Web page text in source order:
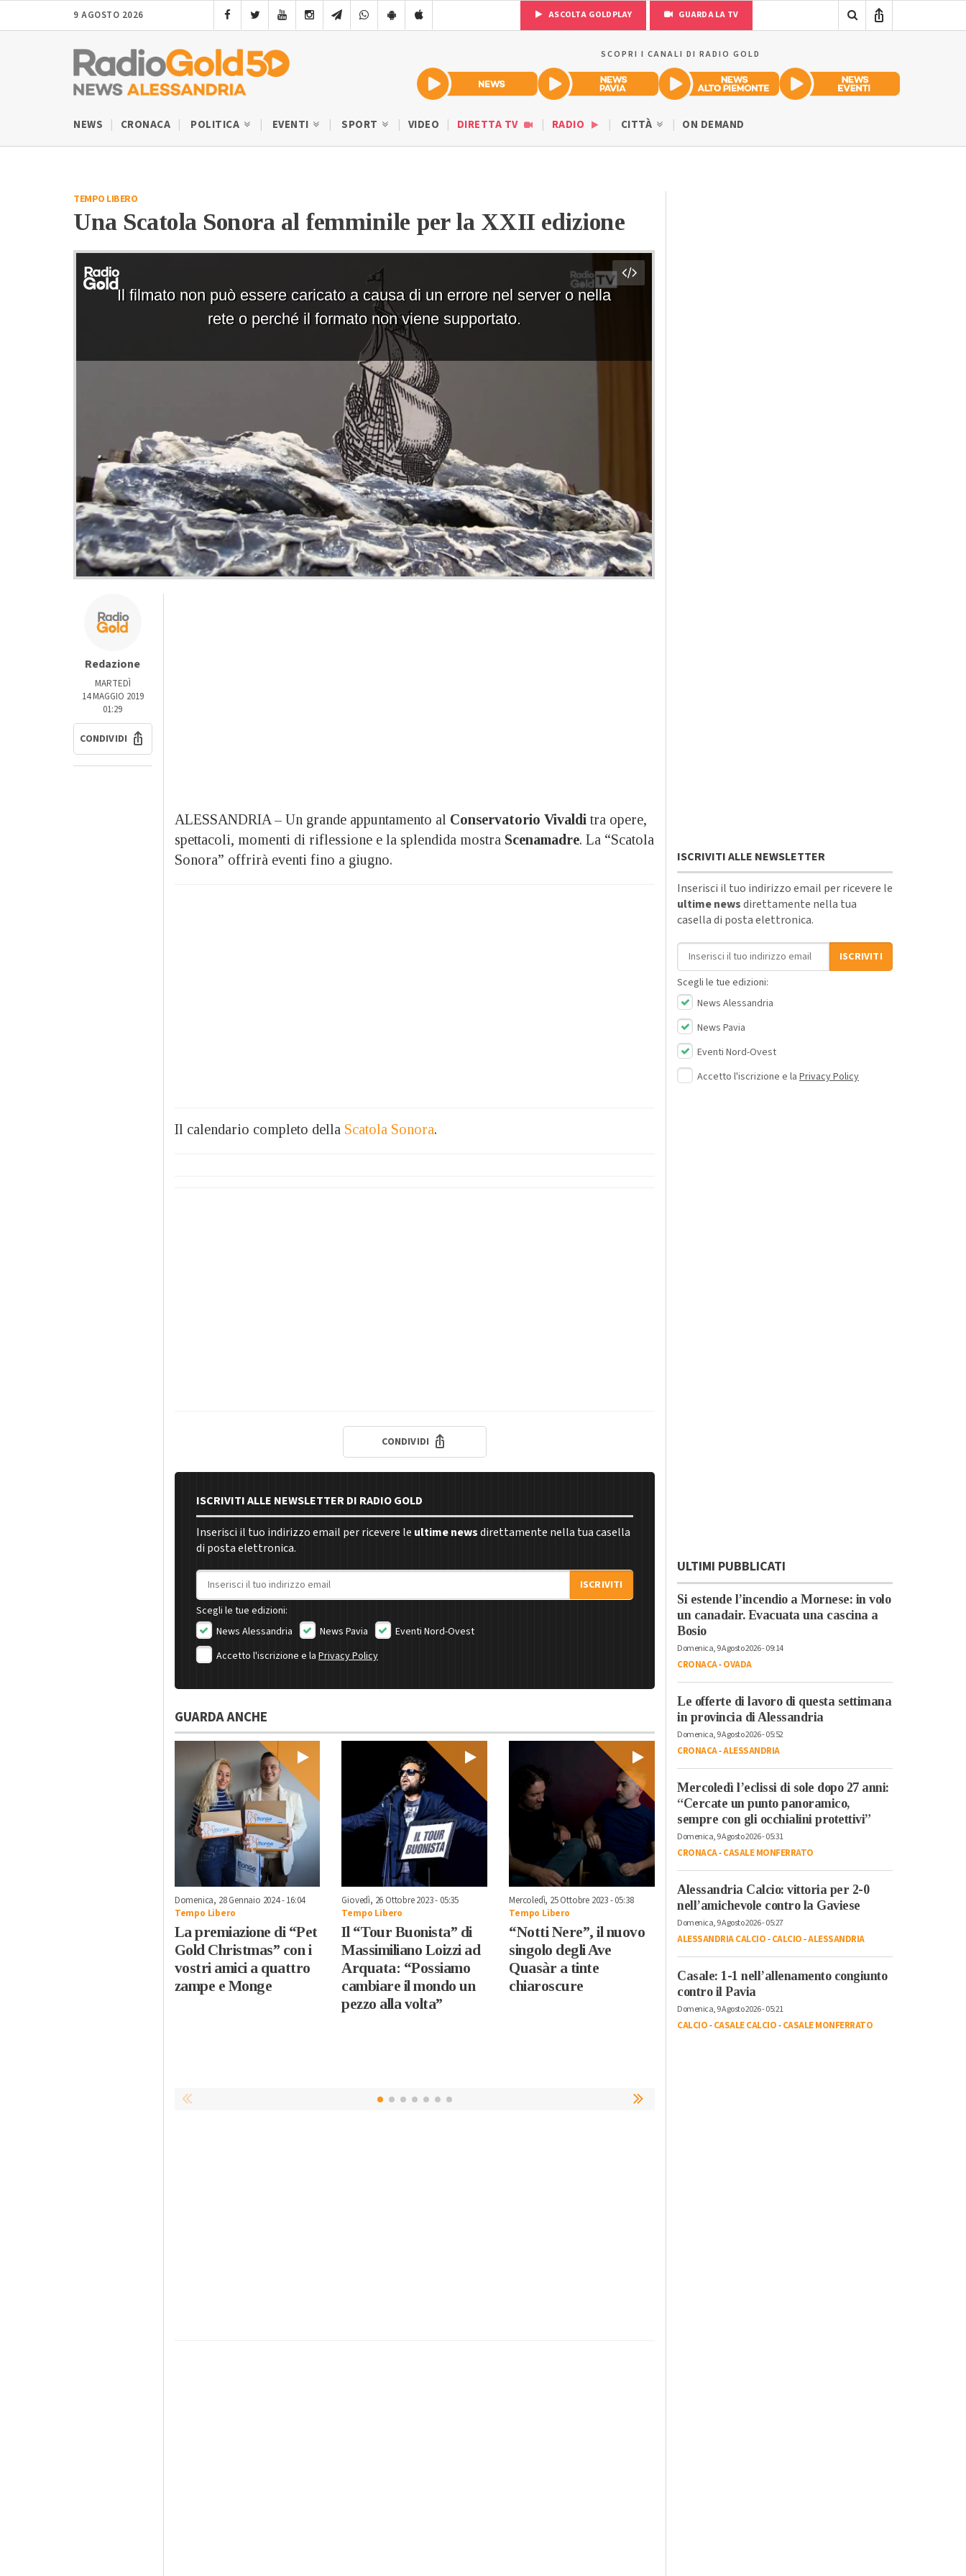
9 AGOSTO 2026 ASCOLTA GOLDPLAY GUARDA LA TV
SCOPRI I CANALI DI RADIO GOLD
NEWS CRONACA POLITICA EVENTI SPORT VIDEO DIRETTA TV RADIO CITTÀ ON DEMAND
TEMPO LIBERO
Una Scatola Sonora al femminile per la XXII edizione
Redazione
MARTEDÌ
14 MAGGIO 2019
01:29
CONDIVIDI
ALESSANDRIA – Un grande appuntamento al Conservatorio Vivaldi tra opere,
spettacoli, momenti di riflessione e la splendida mostra Scenamadre. La “Scatola
Sonora” offrirà eventi fino a giugno.
Il calendario completo della Scatola Sonora.
CONDIVIDI
ISCRIVITI ALLE NEWSLETTER DI RADIO GOLD
Inserisci il tuo indirizzo email per ricevere le ultime newsdirettamente nella tua casella
di posta elettronica.
Indirizzo email
ISCRIVITI
Scegli le tue edizioni:
News Alessandria
News Pavia
Eventi Nord-Ovest
Accetto l'iscrizione e laPrivacy Policy
GUARDA ANCHE
Domenica, 28 Gennaio 2024 - 16:04
Tempo Libero
La premiazione di “Pet
Gold Christmas” con i
vostri amici a quattro
zampe e Monge
Giovedì, 26 Ottobre 2023 - 05:35
Tempo Libero
Il “Tour Buonista” di
Massimiliano Loizzi ad
Arquata: “Possiamo
cambiare il mondo un
pezzo alla volta”
Mercoledì, 25 Ottobre 2023 - 05:38
Tempo Libero
“Notti Nere”, il nuovo
singolo degli Ave
Quasàr a tinte
chiaroscure
Lunedì, 23 Ottobre 2023 - 07:37
Tempo Libero
“Cursa di caraté” a
curva vince il rione
Castello
Venerdì, 20 Ottobre 2023 - 17:58
Tempo Libero
ottobre l’arte
contemporanea
protagonista con
ISCRIVITI ALLE NEWSLETTER
Inserisci il tuo indirizzo email per ricevere le
ultime newsdirettamente nella tua
casella di posta elettronica.
Indirizzo email
ISCRIVITI
Scegli le tue edizioni:
News Alessandria
News Pavia
Eventi Nord-Ovest
Accetto l'iscrizione e la Privacy Policy
ULTIMI PUBBLICATI
Si estende l’incendio a Mornese: in volo
un canadair. Evacuata una cascina a
Bosio
Domenica, 9 Agosto 2026 - 09:14
CRONACA-OVADA
Le offerte di lavoro di questa settimana
in provincia di Alessandria
Domenica, 9 Agosto 2026 - 05:52
CRONACA-ALESSANDRIA
Mercoledì l’eclissi di sole dopo 27 anni:
“Cercate un punto panoramico,
sempre con gli occhialini protettivi”
Domenica, 9 Agosto 2026 - 05:31
CRONACA-CASALE MONFERRATO
Alessandria Calcio: vittoria per 2-0
nell’amichevole contro la Gaviese
Domenica, 9 Agosto 2026 - 05:27
ALESSANDRIA CALCIO-CALCIO-ALESSANDRIA
Casale: 1-1 nell’allenamento congiunto
contro il Pavia
Domenica, 9 Agosto 2026 - 05:21
CALCIO-CASALE CALCIO-CASALE MONFERRATO